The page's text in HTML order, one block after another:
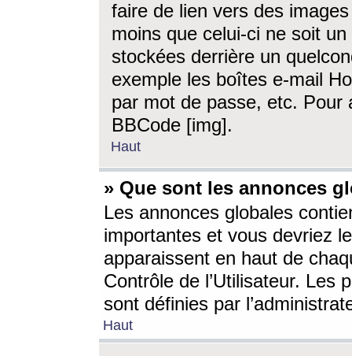
faire de lien vers des
moins que celui-ci ne soit
stockées derrière un
exemple les boîtes e-mail
par mot de passe, etc. Pour
BBCode [img].
Haut
» Que sont les annonces
Les annonces globales
importantes et vous devriez
apparaissent en haut de
Contrôle de l’Utilisateur. Les
sont définies par
Haut